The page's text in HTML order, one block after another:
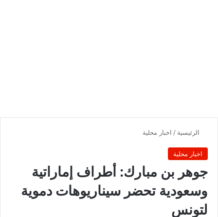
الرئيسية / اخبار محلية
اخبار محلية
جوهر بن مبارك: أطراف إماراتية
وسعودية تحضر سيناريوهات دموية
لتونس